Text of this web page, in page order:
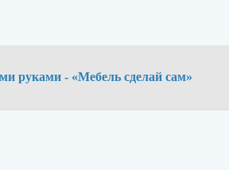
руками - «Мебель сделай сам»